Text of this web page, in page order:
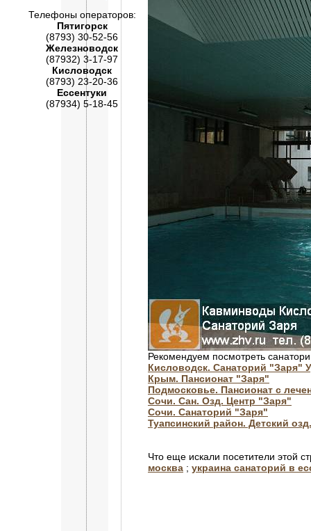
Телефоны операторов:
Пятигорск
(8793) 30-52-56
Железноводск
(87932) 3-17-97
Кисловодск
(8793) 23-20-36
Ессентуки
(87934) 5-18-45
Рекомендуем посмотреть
Кисловодск. Санаторий "Заря"
Крым. Пансионат "Заря"
Подмосковье. Пансионат с
Сочи. Сан. Озд. Центр "Заря"
Сочи. Санаторий "Заря"
Туапсинский район. Детский
Что еще искали посетители этой
москва ; украина санаторий в